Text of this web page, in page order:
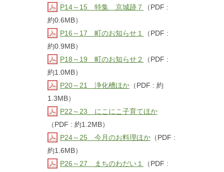
P14～15 特集 京城跡７
（PDF :
約0.6MB）
P16～17 町のお知らせ１
（PDF :
約0.9MB）
P18～19 町のお知らせ２
（PDF :
約1.0MB）
P20～21 浄化槽ほか （PDF : 約
1.3MB）
P22～23 にこにこ子育てほか
（PDF : 約1.2MB）
P24～25 今月のお料理ほか （PDF :
約1.6MB）
P26～27 まちのわだい１
（PDF :